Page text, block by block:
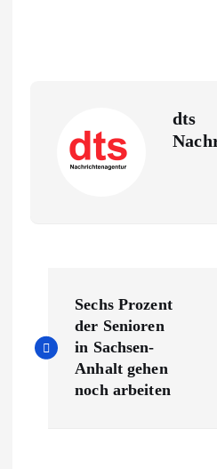
dts
e
Sechs Prozent
der Senioren
in Sachsen-
Anhalt gehen
noch arbeiten